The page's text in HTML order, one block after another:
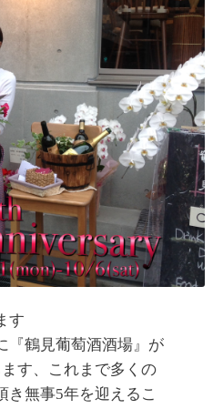
す
『鶴見葡萄酒酒場』が
す、これまで多くの
き無事5年を迎えるこ